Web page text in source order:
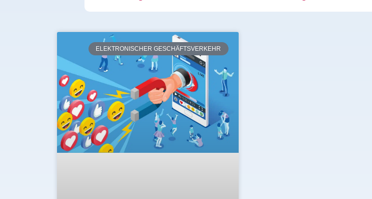
ELEKTRONISCHER GESCHÄFTSVERKEHR